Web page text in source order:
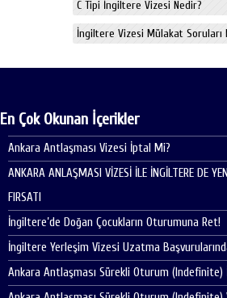
C Tipi İngiltere Vizesi Nedir?
İngiltere Vizesi Mülakat Soruları
En Çok Okunan İçerikler
Ankara Antlaşması Vizesi İptal Mi?
ANKARA ANLAŞMASI VİZESİ İLE İNGİLTERE DE
FIRSATI
İngiltere’de Doğan Çocukların Oturumuna Ret!
İngiltere Yerleşim Vizesi Uzatma
Ankara Antlaşması Sürekli Oturum (Indefinite)